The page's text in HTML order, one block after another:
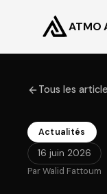
ATMO
Tous les
Actualités
16 juin 2026
ParWalid Fattoum